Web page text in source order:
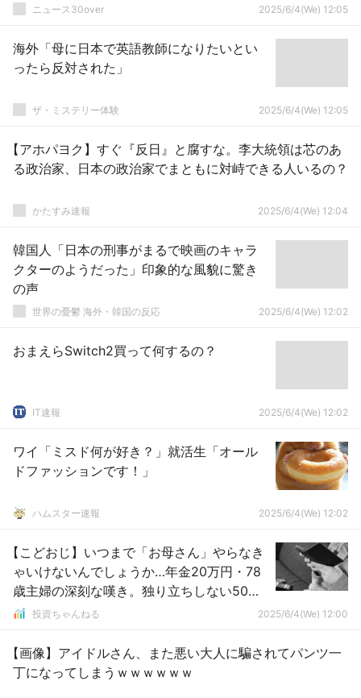
ニュース30over 2025/6/4(We) 12:05
海外「母に日本で英語教師になりたいとい
ったら反対された」
ザ・ミステリー体験 2025/6/4(We) 12:05
【アホパヨク】すぐ『反日』と腐すな。李大統領は芯のあ
る政治家、日本の政治家でまともに対峙できる人いるの？
かたすみ速報 2025/6/4(We) 12:04
韓国人「日本の刑事がまるで映画のキャラ
クターのようだった」印象的な風貌に驚き
の声
世界の憂鬱 海外・韓国の反応 2025/6/4(We) 12:02
おまえらSwitch2買って何するの？
IT速報 2025/6/4(We) 12:02
ワイ「ミスド何が好き？」就活生「オール
ドファッションです！」
ハムスター速報 2025/6/4(We) 12:02
【こどおじ】いつまで「お母さん」やらなき
ゃいけないんでしょうか…年金20万円・78
歳主婦の深刻な嘆き。独り立ちしない50歳
長男・47歳次男の世話をする余生に疲弊
投資ちゃんねる 2025/6/4(We) 12:00
【画像】アイドルさん、また悪い大人に騙されてパンツ一
丁になってしまうｗｗｗｗｗｗ